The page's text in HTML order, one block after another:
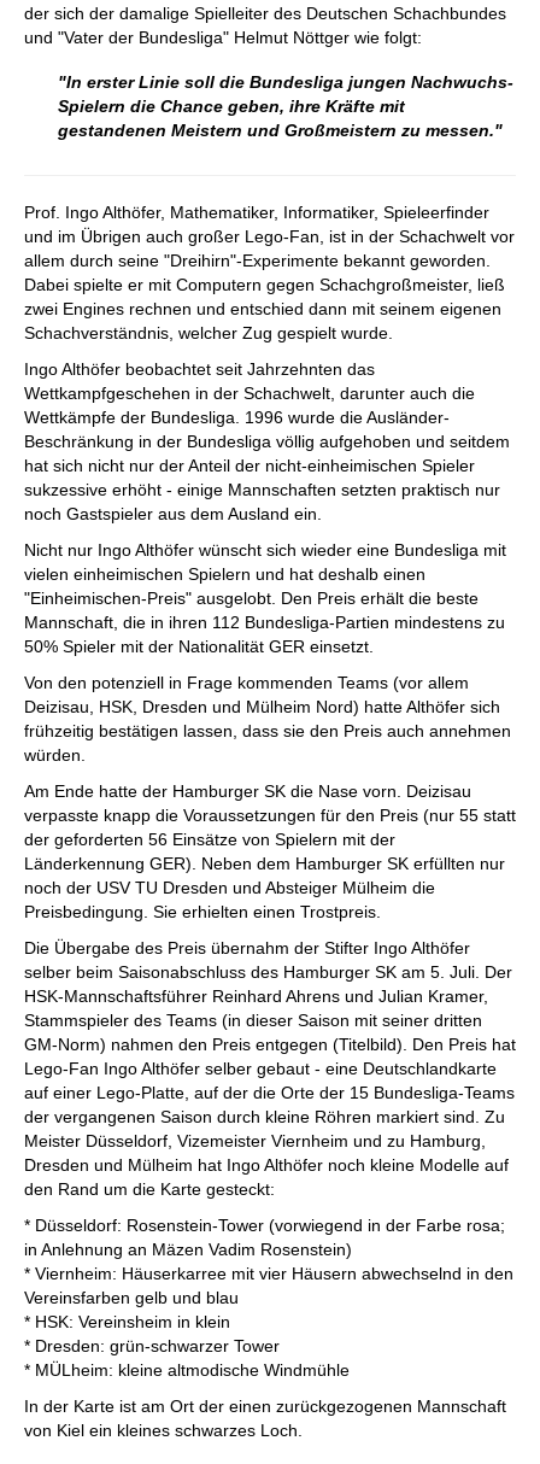
der sich der damalige Spielleiter des Deutschen Schachbundes
und "Vater der Bundesliga" Helmut Nöttger wie folgt:
"In erster Linie soll die Bundesliga jungen Nachwuchs-
Spielern die Chance geben, ihre Kräfte mit
gestandenen Meistern und Großmeistern zu messen."
Prof. Ingo Althöfer, Mathematiker, Informatiker, Spieleerfinder
und im Übrigen auch großer Lego-Fan, ist in der Schachwelt vor
allem durch seine "Dreihirn"-Experimente bekannt geworden.
Dabei spielte er mit Computern gegen Schachgroßmeister, ließ
zwei Engines rechnen und entschied dann mit seinem eigenen
Schachverständnis, welcher Zug gespielt wurde.
Ingo Althöfer beobachtet seit Jahrzehnten das
Wettkampfgeschehen in der Schachwelt, darunter auch die
Wettkämpfe der Bundesliga. 1996 wurde die Ausländer-
Beschränkung in der Bundesliga völlig aufgehoben und seitdem
hat sich nicht nur der Anteil der nicht-einheimischen Spieler
sukzessive erhöht - einige Mannschaften setzten praktisch nur
noch Gastspieler aus dem Ausland ein.
Nicht nur Ingo Althöfer wünscht sich wieder eine Bundesliga mit
vielen einheimischen Spielern und hat deshalb einen
"Einheimischen-Preis" ausgelobt. Den Preis erhält die beste
Mannschaft, die in ihren 112 Bundesliga-Partien mindestens zu
50% Spieler mit der Nationalität GER einsetzt.
Von den potenziell in Frage kommenden Teams (vor allem
Deizisau, HSK, Dresden und Mülheim Nord) hatte Althöfer sich
frühzeitig bestätigen lassen, dass sie den Preis auch annehmen
würden.
Am Ende hatte der Hamburger SK die Nase vorn. Deizisau
verpasste knapp die Voraussetzungen für den Preis (nur 55 statt
der geforderten 56 Einsätze von Spielern mit der
Länderkennung GER). Neben dem Hamburger SK erfüllten nur
noch der USV TU Dresden und Absteiger Mülheim die
Preisbedingung. Sie erhielten einen Trostpreis.
Die Übergabe des Preis übernahm der Stifter Ingo Althöfer
selber beim Saisonabschluss des Hamburger SK am 5. Juli. Der
HSK-Mannschaftsführer Reinhard Ahrens und Julian Kramer,
Stammspieler des Teams (in dieser Saison mit seiner dritten
GM-Norm) nahmen den Preis entgegen (Titelbild). Den Preis hat
Lego-Fan Ingo Althöfer selber gebaut - eine Deutschlandkarte
auf einer Lego-Platte, auf der die Orte der 15 Bundesliga-Teams
der vergangenen Saison durch kleine Röhren markiert sind. Zu
Meister Düsseldorf, Vizemeister Viernheim und zu Hamburg,
Dresden und Mülheim hat Ingo Althöfer noch kleine Modelle auf
den Rand um die Karte gesteckt:
* Düsseldorf: Rosenstein-Tower (vorwiegend in der Farbe rosa;
in Anlehnung an Mäzen Vadim Rosenstein)
* Viernheim: Häuserkarree mit vier Häusern abwechselnd in den
Vereinsfarben gelb und blau
* HSK: Vereinsheim in klein
* Dresden: grün-schwarzer Tower
* MÜLheim: kleine altmodische Windmühle
In der Karte ist am Ort der einen zurückgezogenen Mannschaft
von Kiel ein kleines schwarzes Loch.